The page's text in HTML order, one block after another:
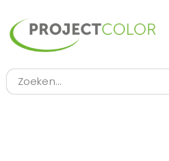
naar
de
Zoeken